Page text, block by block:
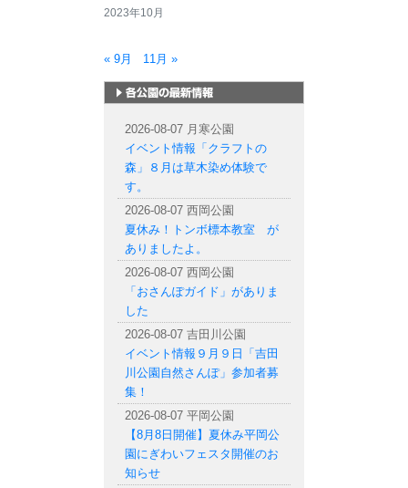
2023年10月
« 9月 11月 »
2026-08-07 月寒公園
イベント情報「クラフトの
森」８月は草木染め体験で
す。
2026-08-07 西岡公園
夏休み！トンボ標本教室 が
ありましたよ。
2026-08-07 西岡公園
「おさんぽガイド」がありま
した
2026-08-07 吉田川公園
イベント情報９月９日「吉田
川公園自然さんぽ」参加者募
集！
2026-08-07 平岡公園
【8月8日開催】夏休み平岡公
園にぎわいフェスタ開催のお
知らせ